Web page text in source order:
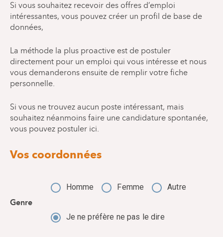
Si vous souhaitez recevoir des offres d’emploi
intéressantes, vous pouvez créer un profil de base de
données,
La méthode la plus proactive est de postuler
directement pour un emploi qui vous intéresse et nous
vous demanderons ensuite de remplir votre fiche
personnelle.
Si vous ne trouvez aucun poste intéressant, mais
souhaitez néanmoins faire une candidature spontanée,
vous pouvez postuler ici.
Vos coordonnées
Genre
Homme Femme Autre
Je ne préfère ne pas le dire